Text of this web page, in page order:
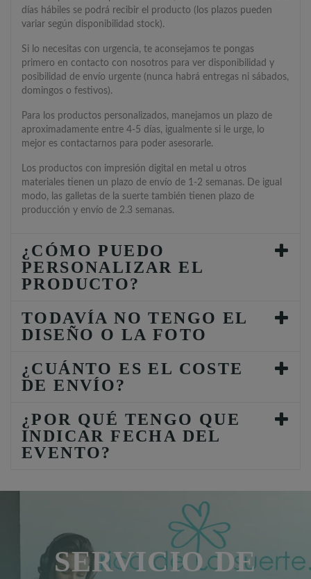
días hábiles se podrá recibir el producto (los plazos pueden
variar según disponibilidad stock).
Si lo necesitas con urgencia, te aconsejamos te pongas
primero en contacto con nosotros para ver disponibilidad y
posibilidad de envío urgente (nunca habrá entregas ni sábados,
domingos o festivos).
Para los productos personalizados, manejamos un plazo de
aproximadamente entre 4-5 días, igualmente si le urge, lo
mejor es contactarnos para poder asesorarle.
Los productos con impresión digital en metal u otros
materiales tienen un plazo de envío de 1-2 semanas. De igual
modo, las galletas de la suerte también tienen plazo de
producción y envío de 2.3 semanas.
¿CÓMO PUEDO
PERSONALIZAR EL
PRODUCTO?
TODAVÍA NO TENGO EL
DISEÑO O LA FOTO
¿CUÁNTO ES EL COSTE
DE ENVÍO?
¿POR QUÉ TENGO QUE
INDICAR FECHA DEL
EVENTO?
SERVICIO DE